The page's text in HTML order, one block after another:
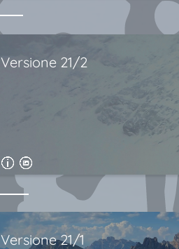
Versione 21/2
Versione 21/1